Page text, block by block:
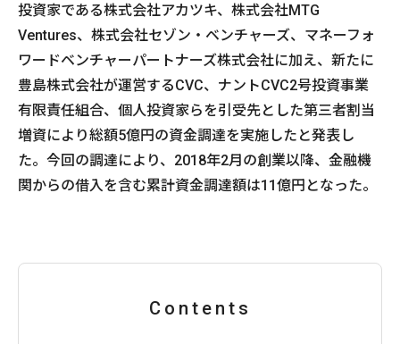
投資家である株式会社アカツキ、株式会社MTG
Ventures、株式会社セゾン・ベンチャーズ、マネーフォ
ワードベンチャーパートナーズ株式会社に加え、新たに
豊島株式会社が運営するCVC、ナントCVC2号投資事業
有限責任組合、個人投資家らを引受先とした第三者割当
増資により総額5億円の資金調達を実施したと発表し
た。今回の調達により、2018年2月の創業以降、金融機
関からの借入を含む累計資金調達額は11億円となった。
Contents